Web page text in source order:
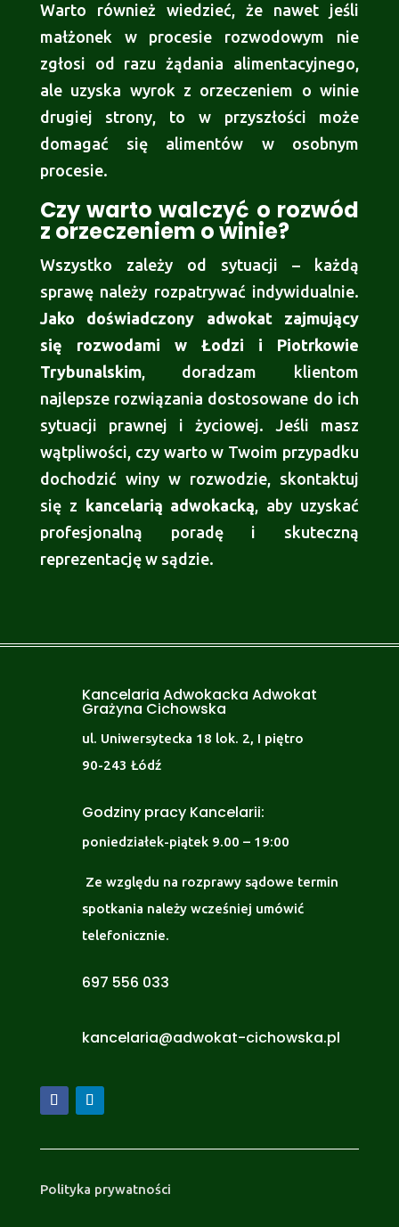
Warto również wiedzieć, że nawet jeśli
małżonek w procesie rozwodowym nie
zgłosi od razu żądania alimentacyjnego,
ale uzyska wyrok z orzeczeniem o winie
drugiej strony, to w przyszłości może
domagać się alimentów w osobnym
procesie.
Czy warto walczyć o rozwód
z orzeczeniem o winie?
Wszystko zależy od sytuacji – każdą
sprawę należy rozpatrywać indywidualnie.
Jako doświadczony adwokat zajmujący
się rozwodami w Łodzi i Piotrkowie
Trybunalskim, doradzam klientom
najlepsze rozwiązania dostosowane do ich
sytuacji prawnej i życiowej. Jeśli masz
wątpliwości, czy warto w Twoim przypadku
dochodzić winy w rozwodzie, skontaktuj
się z
kancelarią adwokacką, aby uzyskać
profesjonalną poradę i skuteczną
reprezentację w sądzie.
Kancelaria Adwokacka Adwokat
Grażyna Cichowska
ul. Uniwersytecka 18 lok. 2, I piętro
90-243 Łódź
Godziny pracy Kancelarii:
poniedziałek-piątek 9.00 – 19:00
Ze względu na rozprawy sądowe termin
spotkania należy wcześniej umówić
telefonicznie.
697 556 033
kancelaria@adwokat-cichowska.pl
Polityka prywatności